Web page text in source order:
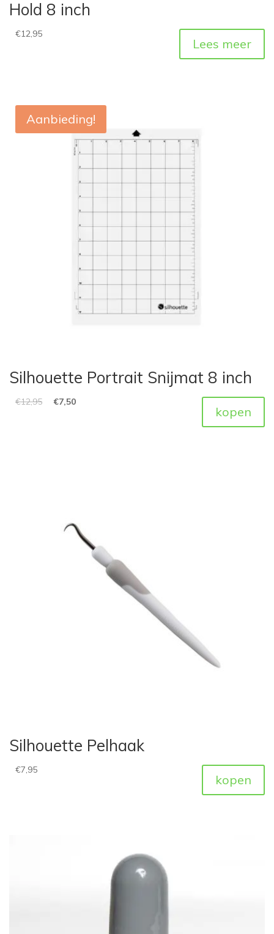
Hold 8 inch
€12,95
Lees meer
Aanbieding!
Silhouette Portrait Snijmat 8 inch
€12,95 €7,50
kopen
Silhouette Pelhaak
€7,95
kopen